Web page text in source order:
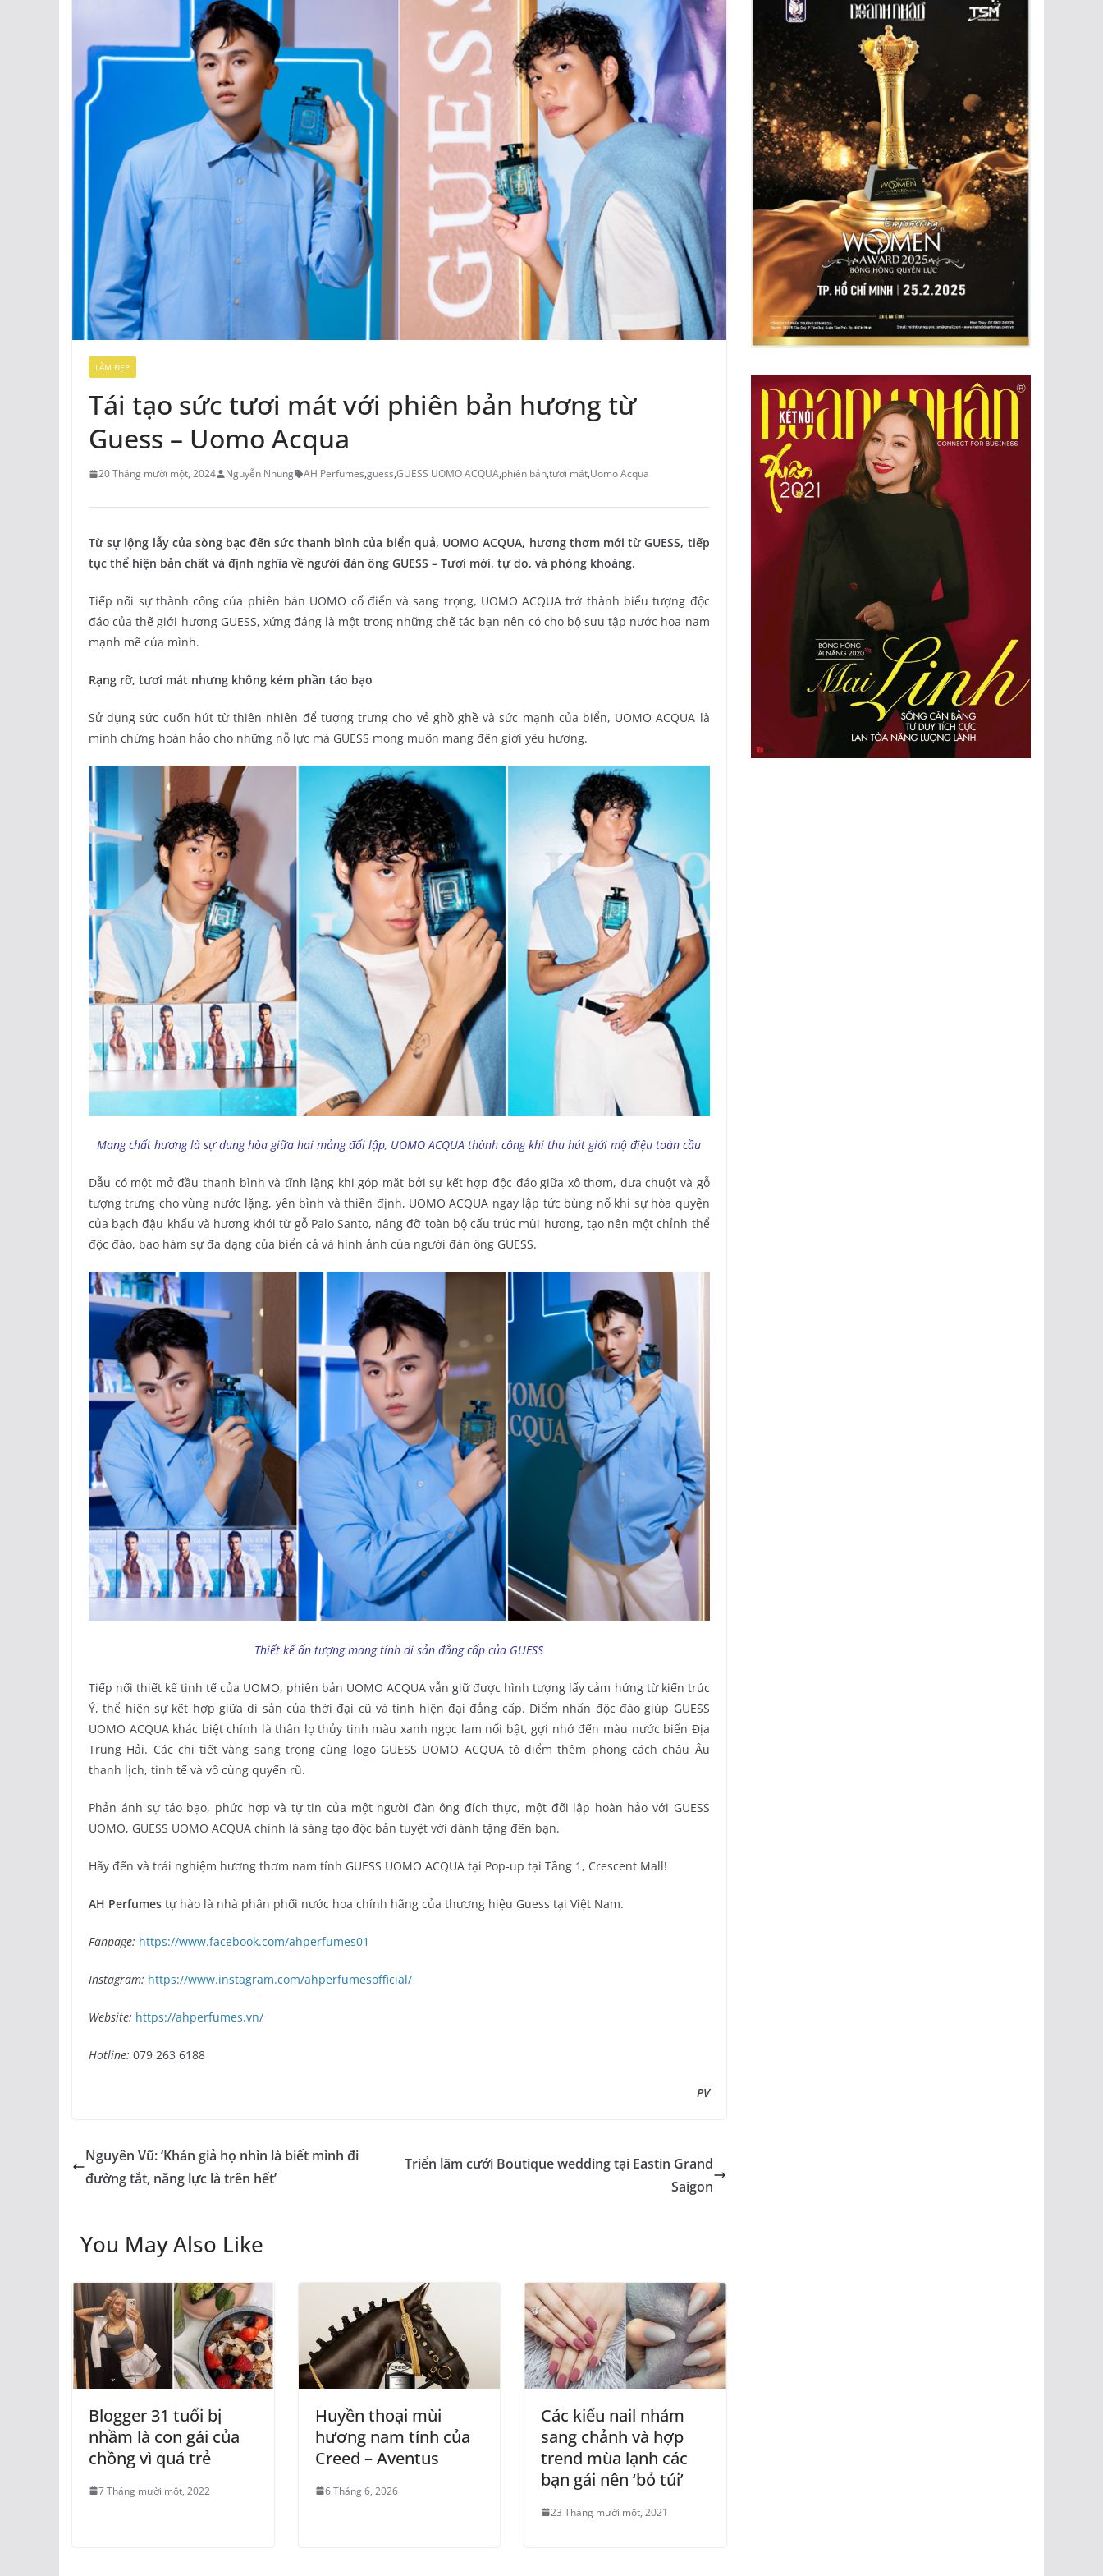
LÀM ĐẸP
Tái tạo sức tươi mát với phiên bản hương từ
Guess – Uomo Acqua
20 Tháng mười một, 2024 Nguyễn Nhung AH Perfumes,guess,GUESS UOMO ACQUA,phiên bản,tươi mát,Uomo Acqua
Từ sự lộng lẫy của sòng bạc đến sức thanh bình của biển quả, UOMO ACQUA, hương thơm mới từ GUESS, tiếp
tục thể hiện bản chất và định nghĩa về người đàn ông GUESS – Tươi mới, tự do, và phóng khoáng.
Tiếp nối sự thành công của phiên bản UOMO cổ điển và sang trọng, UOMO ACQUA trở thành biểu tượng độc
đáo của thế giới hương GUESS, xứng đáng là một trong những chế tác bạn nên có cho bộ sưu tập nước hoa nam
mạnh mẽ của mình.
Rạng rỡ, tươi mát nhưng không kém phần táo bạo
Sử dụng sức cuốn hút từ thiên nhiên để tượng trưng cho vẻ ghồ ghề và sức mạnh của biển, UOMO ACQUA là
minh chứng hoàn hảo cho những nỗ lực mà GUESS mong muốn mang đến giới yêu hương.
Mang chất hương là sự dung hòa giữa hai mảng đối lập, UOMO ACQUA thành công khi thu hút giới mộ điệu toàn cầu
Dẫu có một mở đầu thanh bình và tĩnh lặng khi góp mặt bởi sự kết hợp độc đáo giữa xô thơm, dưa chuột và gỗ
tượng trưng cho vùng nước lặng, yên bình và thiền định, UOMO ACQUA ngay lập tức bùng nổ khi sự hòa quyện
của bạch đậu khấu và hương khói từ gỗ Palo Santo, nâng đỡ toàn bộ cấu trúc mùi hương, tạo nên một chỉnh thể
độc đáo, bao hàm sự đa dạng của biển cả và hình ảnh của người đàn ông GUESS.
Thiết kế ấn tượng mang tính di sản đẳng cấp của GUESS
Tiếp nối thiết kế tinh tế của UOMO, phiên bản UOMO ACQUA vẫn giữ được hình tượng lấy cảm hứng từ kiến trúc
Ý, thể hiện sự kết hợp giữa di sản của thời đại cũ và tính hiện đại đẳng cấp. Điểm nhấn độc đáo giúp GUESS
UOMO ACQUA khác biệt chính là thân lọ thủy tinh màu xanh ngọc lam nổi bật, gợi nhớ đến màu nước biển Địa
Trung Hải. Các chi tiết vàng sang trọng cùng logo GUESS UOMO ACQUA tô điểm thêm phong cách châu Âu
thanh lịch, tinh tế và vô cùng quyến rũ.
Phản ánh sự táo bạo, phức hợp và tự tin của một người đàn ông đích thực, một đối lập hoàn hảo với GUESS
UOMO, GUESS UOMO ACQUA chính là sáng tạo độc bản tuyệt vời dành tặng đến bạn.
Hãy đến và trải nghiệm hương thơm nam tính GUESS UOMO ACQUA tại Pop-up tại Tầng 1, Crescent Mall!
AH Perfumes tự hào là nhà phân phối nước hoa chính hãng của thương hiệu Guess tại Việt Nam.
Fanpage: https://www.facebook.com/ahperfumes01
Instagram: https://www.instagram.com/ahperfumesofficial/
Website: https://ahperfumes.vn/
Hotline: 079 263 6188
PV
Nguyên Vũ: ‘Khán giả họ nhìn là biết mình đi
đường tắt, năng lực là trên hết’
Triển lãm cưới Boutique wedding tại Eastin Grand
Saigon
You May Also Like
Blogger 31 tuổi bị
nhầm là con gái của
chồng vì quá trẻ
7 Tháng mười một, 2022
Huyền thoại mùi
hương nam tính của
Creed – Aventus
6 Tháng 6, 2026
Các kiểu nail nhám
sang chảnh và hợp
trend mùa lạnh các
bạn gái nên ‘bỏ túi’
23 Tháng mười một, 2021